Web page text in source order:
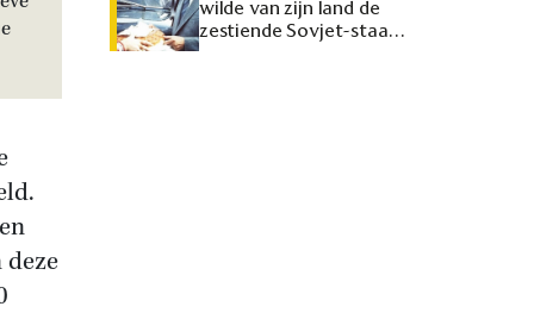
wilde van zijn land de
zestiende Sovjet-staat
maken